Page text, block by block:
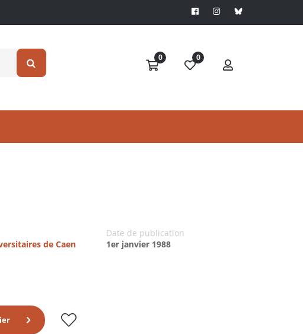
0 0
de Caen
Date de publication
1er janvier 1988